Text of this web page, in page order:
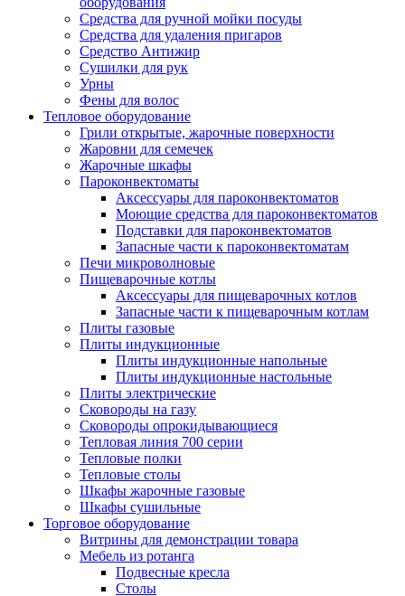
Средства для ручной мойки посуды
Средства для удаления пригаров
Средство Антижир
Сушилки для рук
Урны
Фены для волос
Тепловое оборудование
Грили открытые, жарочные поверхности
Жаровни для семечек
Жарочные шкафы
Пароконвектоматы
Аксессуары для пароконвектоматов
Моющие средства для пароконвектоматов
Подставки для пароконвектоматов
Запасные части к пароконвектоматам
Печи микроволновые
Пищеварочные котлы
Аксессуары для пищеварочных котлов
Запасные части к пищеварочным котлам
Плиты газовые
Плиты индукционные
Плиты индукционные напольные
Плиты индукционные настольные
Плиты электрические
Сковороды на газу
Сковороды опрокидывающиеся
Тепловая линия 700 серии
Тепловые полки
Тепловые столы
Шкафы жарочные газовые
Шкафы сушильные
Торговое оборудование
Витрины для демонстрации товара
Мебель из ротанга
Подвесные кресла
Столы